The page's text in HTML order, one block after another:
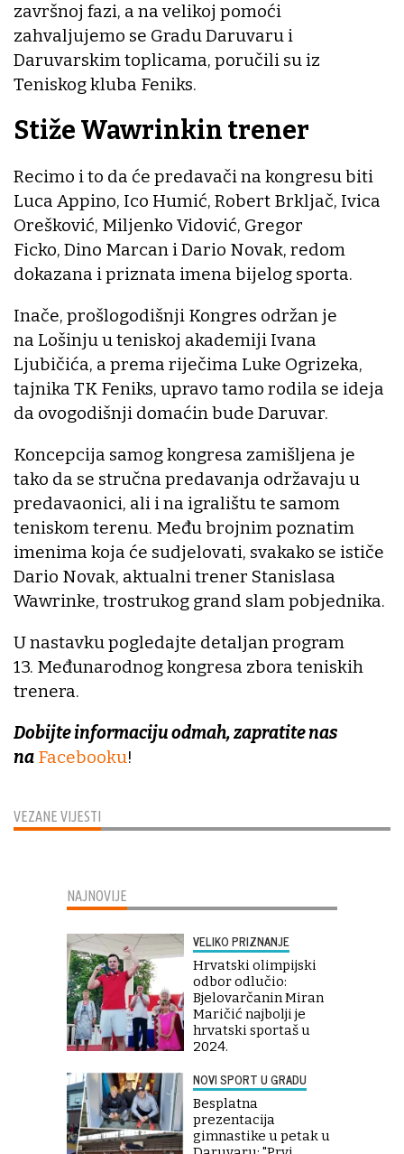
VEZANE VIJESTI
završnoj fazi, a na velikoj pomoći
zahvaljujemo se Gradu Daruvaru i
Daruvarskim toplicama, poručili su iz
Teniskog kluba Feniks.
Stiže Wawrinkin trener
Recimo i to da će predavači na kongresu biti
Luca Appino, Ico Humić, Robert Brkljač, Ivica
Orešković, Miljenko Vidović, Gregor
Ficko, Dino Marcan i Dario Novak, redom
dokazana i priznata imena bijelog sporta.
Inače, prošlogodišnji Kongres održan je
na Lošinju u teniskoj akademiji Ivana
Ljubičića, a prema riječima Luke Ogrizeka,
tajnika TK Feniks, upravo tamo rodila se ideja
da ovogodišnji domaćin bude Daruvar.
Koncepcija samog kongresa zamišljena je
tako da se stručna predavanja održavaju u
predavaonici, ali i na igralištu te samom
teniskom terenu. Među brojnim poznatim
imenima koja će sudjelovati, svakako se ističe
Dario Novak, aktualni trener Stanislasa
Wawrinke, trostrukog grand slam pobjednika.
U nastavku pogledajte detaljan program
13. Međunarodnog kongresa zbora teniskih
trenera.
Dobijte informaciju odmah, zapratite nas
na Facebooku!
NAJNOVIJE
VELIKO PRIZNANJE
Hrvatski olimpijski
odbor odlučio:
Bjelovarčanin Miran
Maričić najbolji je
hrvatski sportaš u
2024.
NOVI SPORT U GRADU
Besplatna
prezentacija
gimnastike u petak u